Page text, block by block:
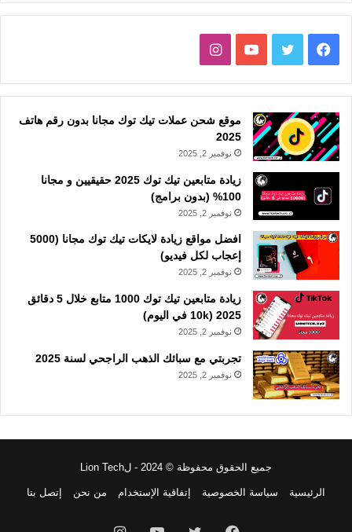
فيسبوك تويتر يوتيوبانستقرام
موقع شحن عملات تيك توك مجانا بدون رقم هاتف
2025
نوفمبر 2, 2025
زيادة متابعين تيك توك 2025 حقيقيين و مجانا
100% (بدون برامج)
نوفمبر 2, 2025
افضل مواقع زيادة لايكات تيك توك مجانا (5000
إعجاب لكل فيديو)
نوفمبر 2, 2025
زيادة متابعين تيك توك 1000 متابع خلال 5 دقائق
2025 (10k في اليوم)
نوفمبر 2, 2025
تجربتي مع سبائك الذهب الراجحي لسنة 2025
نوفمبر 2, 2025
جميع الحقوق محفوظة © 2024 - لLion Tech
الرئيسية سياسة الخصوصية إتفاقية الإستخدام من نحن إتصل بنا